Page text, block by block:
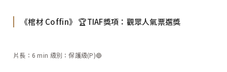
《棺材 Coffin》 🏆TIAF獎項：觀眾人氣票選獎
片長：6 min 級別：保護級(P)🔵